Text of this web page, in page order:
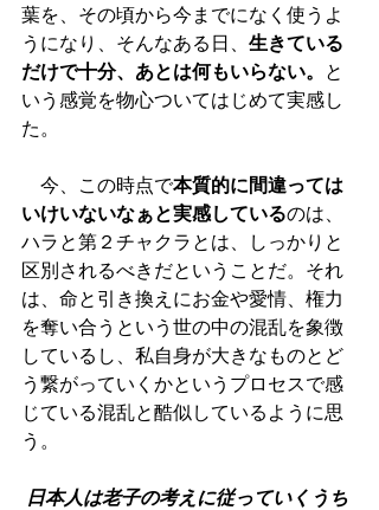
葉を、その頃から今までになく使うよ
うになり、そんなある日、 生きている
だけで十分、あとは何もいらない。
と
いう感覚を物心ついてはじめて実感し
た。
今、この時点で本質的に間違っては
いけいないなぁと実感しているのは、
ハラと第２チャクラとは、しっかりと
区別されるべきだということだ。それ
は、命と引き換えにお金や愛情、権力
を奪い合うという世の中の混乱を象徴
しているし、私自身が大きなものとど
う繋がっていくかというプロセスで感
じている混乱と酷似しているように思
う。
日本人は老子の考えに従っていくうち